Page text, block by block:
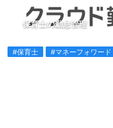
保育士の勤怠管理
#保育士 #マネーフォワード